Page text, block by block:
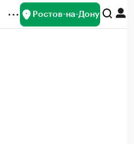
Ростов-на-Дону